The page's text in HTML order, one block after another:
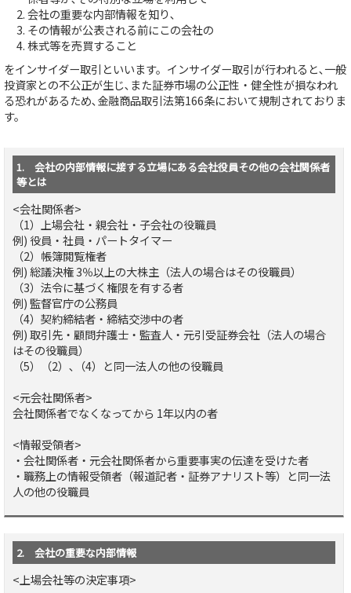
会社の重要な内部情報を知り､
その情報が公表される前にこの会社の
株式等を売買すること
をインサイダー取引といいます。インサイダー取引が行われると､一般
投資家との不公正が生じ､また証券市場の公正性・健全性が損なわれ
る恐れがあるため､金融商品取引法第166条において規制されておりま
す。
1. 会社の内部情報に接する立場にある会社役員その他の会社関係者
等とは
<会社関係者>
（1）上場会社・親会社・子会社の役職員
例) 役員・社員・パートタイマー
（2）帳簿閲覧権者
例) 総議決権 3％以上の大株主（法人の場合はその役職員）
（3）法令に基づく権限を有する者
例) 監督官庁の公務員
（4）契約締結者・締結交渉中の者
例) 取引先・顧問弁護士・監査人・元引受証券会社（法人の場合
はその役職員）
（5）（2）､（4）と同一法人の他の役職員
<元会社関係者>
会社関係者でなくなってから 1年以内の者
<情報受領者>
・会社関係者・元会社関係者から重要事実の伝達を受けた者
・職務上の情報受領者（報道記者・証券アナリスト等）と同一法
人の他の役職員
2. 会社の重要な内部情報
<上場会社等の決定事項>